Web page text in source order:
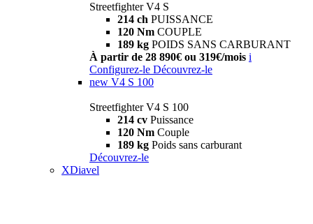
Streetfighter V4 S
214 ch PUISSANCE
120 Nm COUPLE
189 kg POIDS SANS CARBURANT
À partir de 28 890€ ou 319€/mois i
Configurez-le Découvrez-le
new V4 S 100
Streetfighter V4 S 100
214 cv Puissance
120 Nm Couple
189 kg Poids sans carburant
Découvrez-le
XDiavel